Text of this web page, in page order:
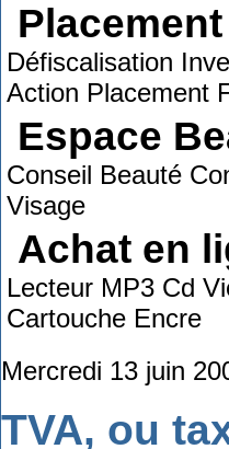
Défiscalisation
Action Placement
Espace
Conseil Beauté
Visage
Achat en
Lecteur MP3 Cd
Cartouche Encre
Mercredi 13 juin
TVA, ou